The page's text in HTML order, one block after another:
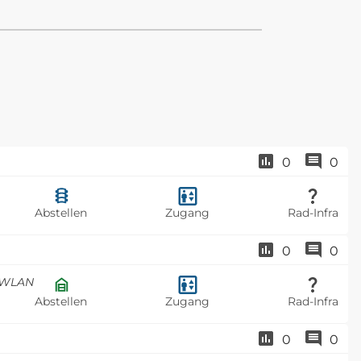
0 0
Abstellen
Zugang Rad-Infra
0 0
Abstellen
Zugang Rad-Infra
0 0